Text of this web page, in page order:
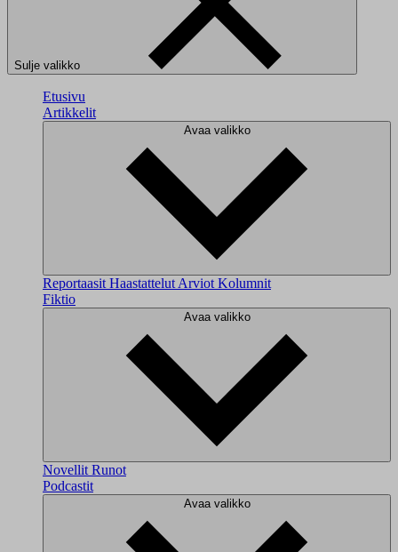
Sulje valikko
Etusivu
Artikkelit
Avaa valikko
Reportaasit Haastattelut Arviot Kolumnit
Fiktio
Avaa valikko
Novellit Runot
Podcastit
Avaa valikko